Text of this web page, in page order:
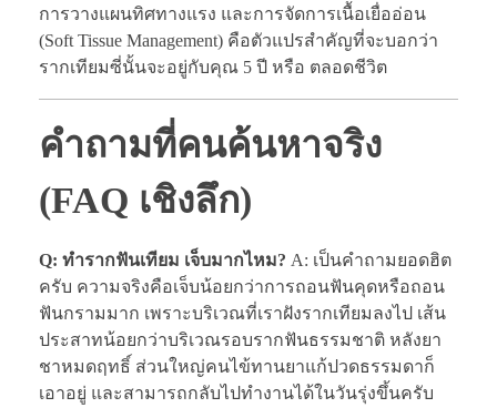
การวางแผนทิศทางแรง และการจัดการเนื้อเยื่ออ่อน
(Soft Tissue Management) คือตัวแปรสำคัญที่จะบอกว่า
รากเทียมซี่นั้นจะอยู่กับคุณ 5 ปี หรือ ตลอดชีวิต
คำถามที่คนค้นหาจริง
(FAQ เชิงลึก)
Q: ทำรากฟันเทียม เจ็บมากไหม? A: เป็นคำถามยอดฮิต
ครับ ความจริงคือเจ็บน้อยกว่าการถอนฟันคุดหรือถอน
ฟันกรามมาก เพราะบริเวณที่เราฝังรากเทียมลงไป เส้น
ประสาทน้อยกว่าบริเวณรอบรากฟันธรรมชาติ หลังยา
ชาหมดฤทธิ์ ส่วนใหญ่คนไข้ทานยาแก้ปวดธรรมดาก็
เอาอยู่ และสามารถกลับไปทำงานได้ในวันรุ่งขึ้นครับ